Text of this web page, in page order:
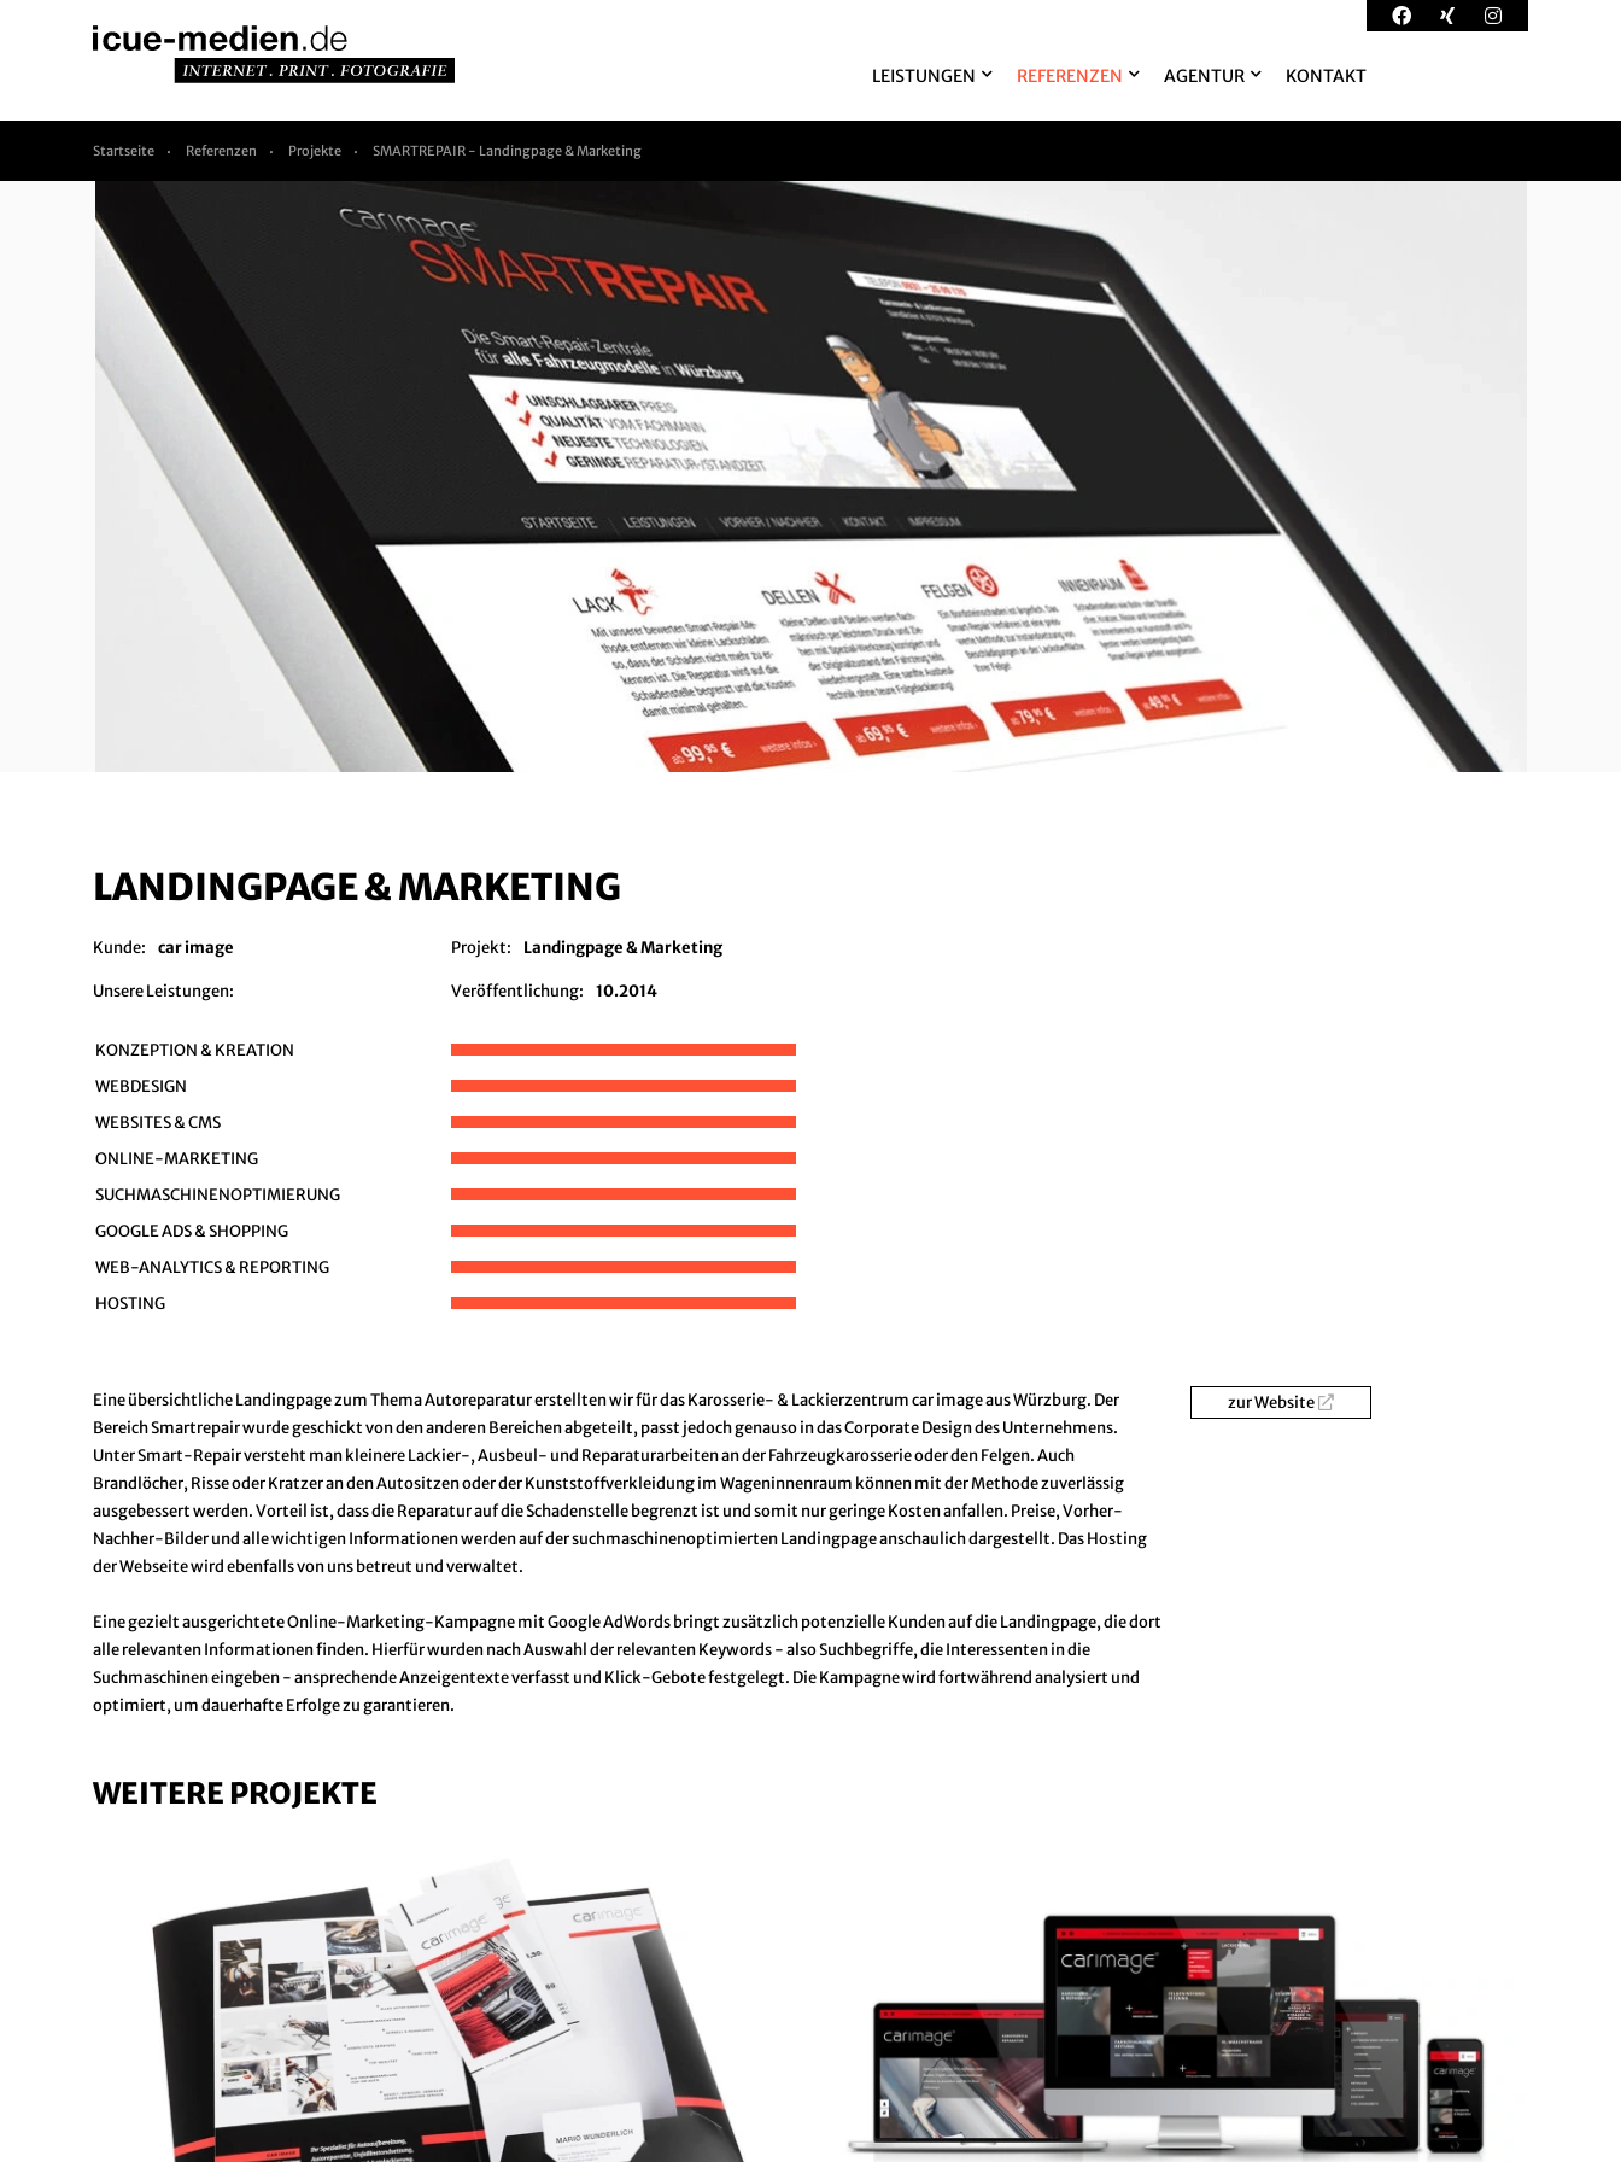
LEISTUNGEN REFERENZEN AGENTUR KONTAKT
Startseite Referenzen Projekte SMARTREPAIR - Landingpage & Marketing
LANDINGPAGE & MARKETING
Kunde: car image Projekt: Landingpage & Marketing
Veröffentlichung: 10.2014
Unsere Leistungen:
KONZEPTION & KREATION
WEBDESIGN
WEBSITES & CMS
ONLINE-MARKETING
SUCHMASCHINENOPTIMIERUNG
GOOGLE ADS & SHOPPING
WEB-ANALYTICS & REPORTING
HOSTING
Eine übersichtliche Landingpage zum Thema Autoreparatur erstellten wir für das Karosserie- & Lackierzentrum car image aus Würzburg. Der
Bereich Smartrepair wurde geschickt von den anderen Bereichen abgeteilt, passt jedoch genauso in das Corporate Design des Unternehmens.
Unter Smart-Repair versteht man kleinere Lackier-, Ausbeul- und Reparaturarbeiten an der Fahrzeugkarosserie oder den Felgen. Auch
Brandlöcher, Risse oder Kratzer an den Autositzen oder der Kunststoffverkleidung im Wageninnenraum können mit der Methode zuverlässig
ausgebessert werden. Vorteil ist, dass die Reparatur auf die Schadenstelle begrenzt ist und somit nur geringe Kosten anfallen. Preise, Vorher-
Nachher-Bilder und alle wichtigen Informationen werden auf der suchmaschinenoptimierten Landingpage anschaulich dargestellt. Das Hosting
der Webseite wird ebenfalls von uns betreut und verwaltet.
Eine gezielt ausgerichtete Online-Marketing-Kampagne mit Google AdWords bringt zusätzlich potenzielle Kunden auf die Landingpage, die dort
alle relevanten Informationen finden. Hierfür wurden nach Auswahl der relevanten Keywords - also Suchbegriffe, die Interessenten in die
Suchmaschinen eingeben - ansprechende Anzeigentexte verfasst und Klick-Gebote festgelegt. Die Kampagne wird fortwährend analysiert und
optimiert, um dauerhafte Erfolge zu garantieren.
zur Website
WEITERE PROJEKTE